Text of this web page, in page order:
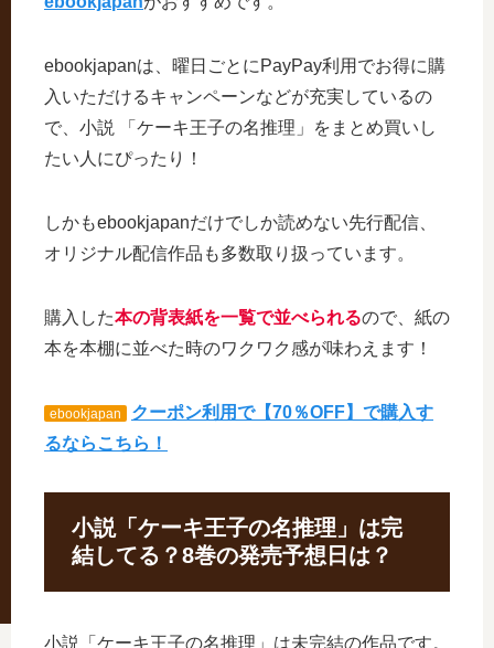
ebookjapanは、曜日ごとにPayPay利用でお得に購
入いただけるキャンペーンなどが充実しているの
で、小説 「ケーキ王子の名推理」をまとめ買いし
たい人にぴったり！
しかもebookjapanだけでしか読めない先行配信、
オリジナル配信作品も多数取り扱っています。
購入した本の背表紙を一覧で並べられるので、紙の
本を本棚に並べた時のワクワク感が味わえます！
ebookjapan
クーポン利用で【70％OFF】で購入す
るならこちら！
小説「ケーキ王子の名推理」は完
結してる？8巻の発売予想日は？
小説「ケーキ王子の名推理」は未完結の作品です。